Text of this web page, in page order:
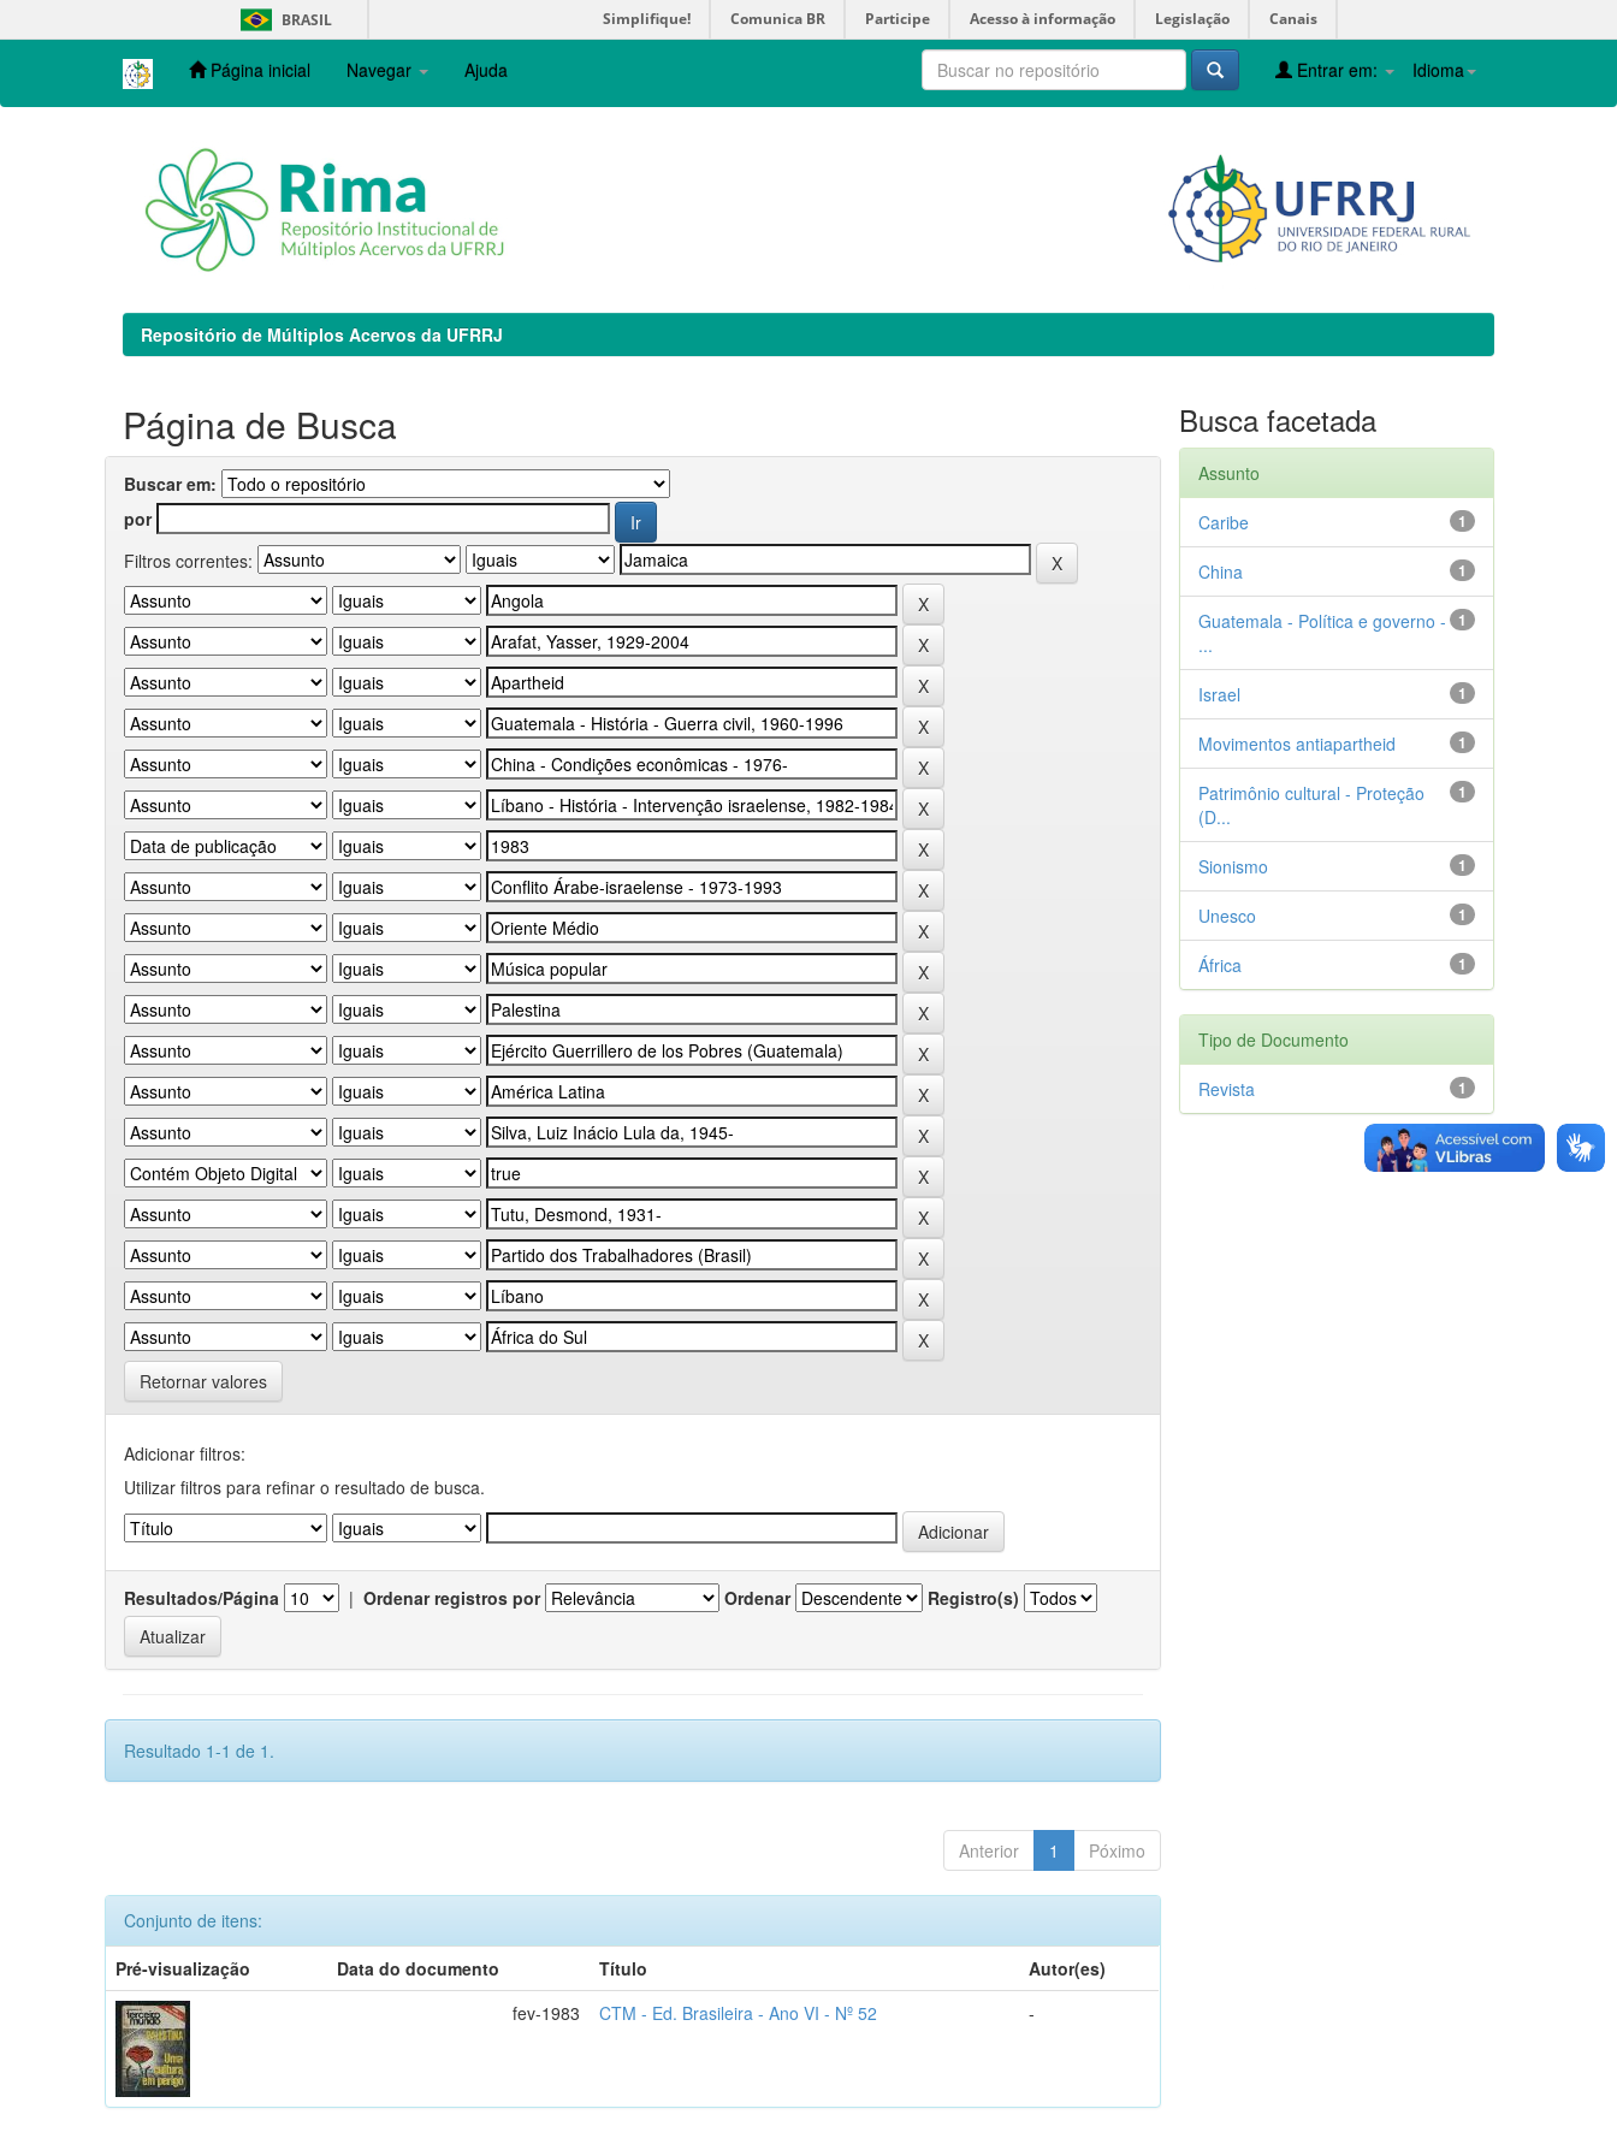
navigation
BRASIL Simplifique! Comunica BR Participe Acesso à informação Legislação Canais
Página inicial Navegar Ajuda Idioma
Entrar em:
Repositório de Múltiplos Acervos da UFRRJ
Página de Busca
Buscar em:
por
Filtros correntes:
Retornar valores
Adicionar filtros:
Utilizar filtros para refinar o resultado de busca.
Resultados/Página | Ordenar registros por Ordenar Registro(s)
Resultado 1-1 de 1.
Anterior 1 Póximo
Conjunto de itens:
Pré-visualização
Data do documento Título
Autor(es)
fev-1983
CTM - Ed. Brasileira - Ano VI - Nº 52 -
Busca facetada
Assunto
1
Caribe
1
China
1
Guatemala - Política e governo -
...
1
Israel
1
Movimentos antiapartheid
1
Patrimônio cultural - Proteção
(D...
1
Sionismo
1
Unesco
1
África
Tipo de Documento
1
Revista